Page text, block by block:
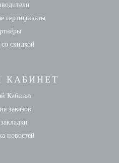
сертификаты
скидкой
КАБИНЕТ
Кабинет
заказов
новостей